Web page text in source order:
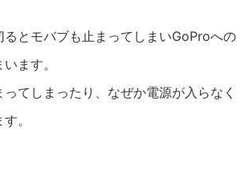
るとモバブも止まってしまいGoProへの
ます。
てしまったり、なぜか電源が入らなく
。